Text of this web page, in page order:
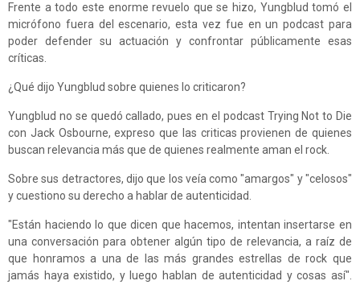
Frente a todo este enorme revuelo que se hizo, Yungblud tomó el
micrófono fuera del escenario, esta vez fue en un podcast para
poder defender su actuación y confrontar públicamente esas
críticas.
¿Qué dijo Yungblud sobre quienes lo criticaron?
Yungblud no se quedó callado, pues en el podcast Trying Not to Die
con Jack Osbourne, expreso que las criticas provienen de quienes
buscan relevancia más que de quienes realmente aman el rock.
Sobre sus detractores, dijo que los veía como "amargos" y "celosos"
y cuestiono su derecho a hablar de autenticidad.
"Están haciendo lo que dicen que hacemos, intentan insertarse en
una conversación para obtener algún tipo de relevancia, a raíz de
que honramos a una de las más grandes estrellas de rock que
jamás haya existido, y luego hablan de autenticidad y cosas así".